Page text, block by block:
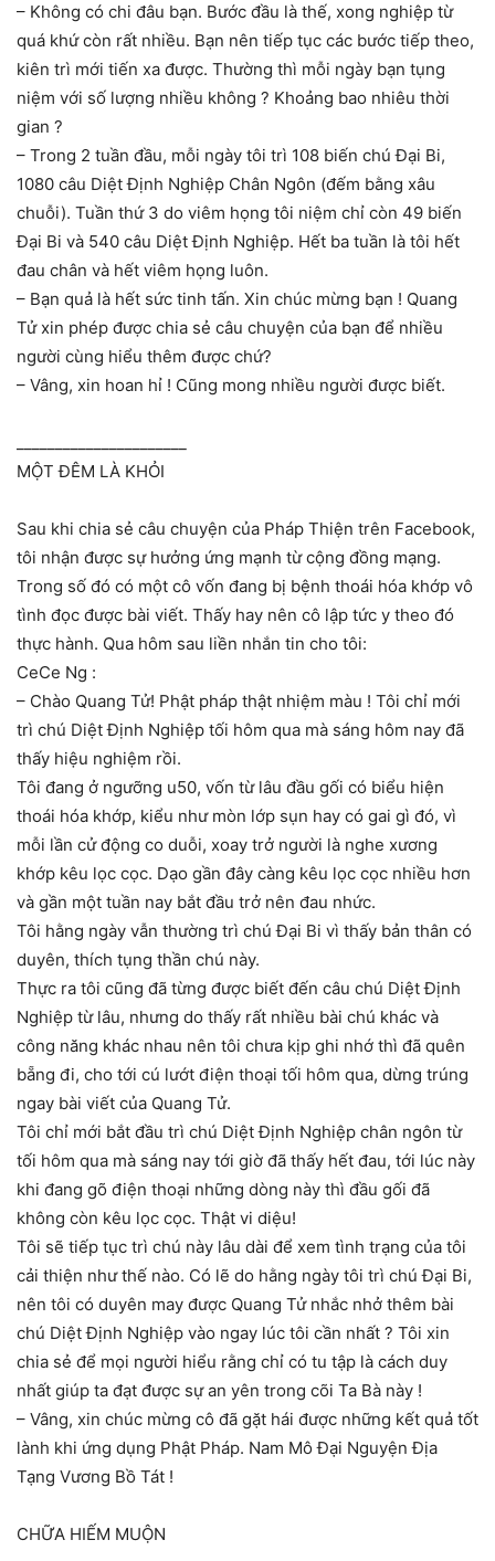
– Không có chi đâu bạn. Bước đầu là thế, xong nghiệp từ
quá khứ còn rất nhiều. Bạn nên tiếp tục các bước tiếp theo,
kiên trì mới tiến xa được. Thường thì mỗi ngày bạn tụng
niệm với số lượng nhiều không ? Khoảng bao nhiêu thời
gian ?
– Trong 2 tuần đầu, mỗi ngày tôi trì 108 biến chú Đại Bi,
1080 câu Diệt Định Nghiệp Chân Ngôn (đếm bằng xâu
chuỗi). Tuần thứ 3 do viêm họng tôi niệm chỉ còn 49 biến
Đại Bi và 540 câu Diệt Định Nghiệp. Hết ba tuần là tôi hết
đau chân và hết viêm họng luôn.
– Bạn quả là hết sức tinh tấn. Xin chúc mừng bạn ! Quang
Tử xin phép được chia sẻ câu chuyện của bạn để nhiều
người cùng hiểu thêm được chứ?
– Vâng, xin hoan hỉ ! Cũng mong nhiều người được biết.
MỘT ĐÊM LÀ KHỎI
Sau khi chia sẻ câu chuyện của Pháp Thiện trên Facebook,
tôi nhận được sự hưởng ứng mạnh từ cộng đồng mạng.
Trong số đó có một cô vốn đang bị bệnh thoái hóa khớp vô
tình đọc được bài viết. Thấy hay nên cô lập tức y theo đó
thực hành. Qua hôm sau liền nhắn tin cho tôi:
CeCe Ng :
– Chào Quang Tử! Phật pháp thật nhiệm màu ! Tôi chỉ mới
trì chú Diệt Định Nghiệp tối hôm qua mà sáng hôm nay đã
thấy hiệu nghiệm rồi.
Tôi đang ở ngưỡng u50, vốn từ lâu đầu gối có biểu hiện
thoái hóa khớp, kiểu như mòn lớp sụn hay có gai gì đó, vì
mỗi lần cử động co duỗi, xoay trở người là nghe xương
khớp kêu lọc cọc. Dạo gần đây càng kêu lọc cọc nhiều hơn
và gần một tuần nay bắt đầu trở nên đau nhức.
Tôi hằng ngày vẫn thường trì chú Đại Bi vì thấy bản thân có
duyên, thích tụng thần chú này.
Thực ra tôi cũng đã từng được biết đến câu chú Diệt Định
Nghiệp từ lâu, nhưng do thấy rất nhiều bài chú khác và
công năng khác nhau nên tôi chưa kịp ghi nhớ thì đã quên
bẵng đi, cho tới cú lướt điện thoại tối hôm qua, dừng trúng
ngay bài viết của Quang Tử.
Tôi chỉ mới bắt đầu trì chú Diệt Định Nghiệp chân ngôn từ
tối hôm qua mà sáng nay tới giờ đã thấy hết đau, tới lúc này
khi đang gõ điện thoại những dòng này thì đầu gối đã
không còn kêu lọc cọc. Thật vi diệu!
Tôi sẽ tiếp tục trì chú này lâu dài để xem tình trạng của tôi
cải thiện như thế nào. Có lẽ do hằng ngày tôi trì chú Đại Bi,
nên tôi có duyên may được Quang Tử nhắc nhở thêm bài
chú Diệt Định Nghiệp vào ngay lúc tôi cần nhất ? Tôi xin
chia sẻ để mọi người hiểu rằng chỉ có tu tập là cách duy
nhất giúp ta đạt được sự an yên trong cõi Ta Bà này !
– Vâng, xin chúc mừng cô đã gặt hái được những kết quả tốt
lành khi ứng dụng Phật Pháp. Nam Mô Đại Nguyện Địa
Tạng Vương Bồ Tát !
CHỮA HIẾM MUỘN